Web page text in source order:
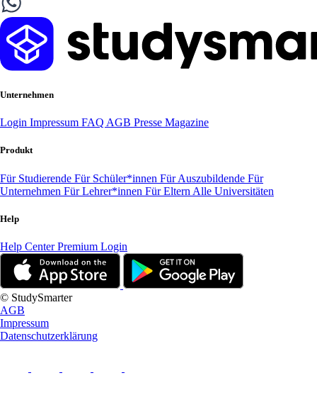
Unternehmen
Login Impressum FAQ AGB Presse Magazine
Produkt
Für Studierende Für Schüler*innen Für Auszubildende Für
Unternehmen Für Lehrer*innen Für Eltern Alle Universitäten
Help
Help CenterPremium Login
© StudySmarter
AGB
Impressum
Datenschutzerklärung